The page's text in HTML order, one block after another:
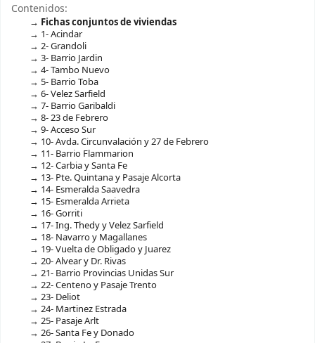
Contenidos:
Fichas conjuntos de viviendas
1- Acindar
2- Grandoli
3- Barrio Jardin
4- Tambo Nuevo
5- Barrio Toba
6- Velez Sarfield
7- Barrio Garibaldi
8- 23 de Febrero
9- Acceso Sur
10- Avda. Circunvalación y 27 de Febrero
11- Barrio Flammarion
12- Carbia y Santa Fe
13- Pte. Quintana y Pasaje Alcorta
14- Esmeralda Saavedra
15- Esmeralda Arrieta
16- Gorriti
17- Ing. Thedy y Velez Sarfield
18- Navarro y Magallanes
19- Vuelta de Obligado y Juarez
20- Alvear y Dr. Rivas
21- Barrio Provincias Unidas Sur
22- Centeno y Pasaje Trento
23- Deliot
24- Martinez Estrada
25- Pasaje Arlt
26- Santa Fe y Donado